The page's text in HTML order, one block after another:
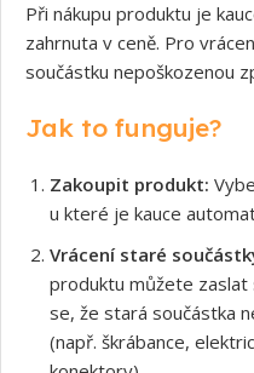
Při nákupu produktu je
zahrnuta v ceně. Pro
součástku nepoškozenou
Jak to funguje?
Zakoupit produkt:
u které je kauce
Vrácení staré
produktu můžete
se, že stará součástka
(např. škrábance,